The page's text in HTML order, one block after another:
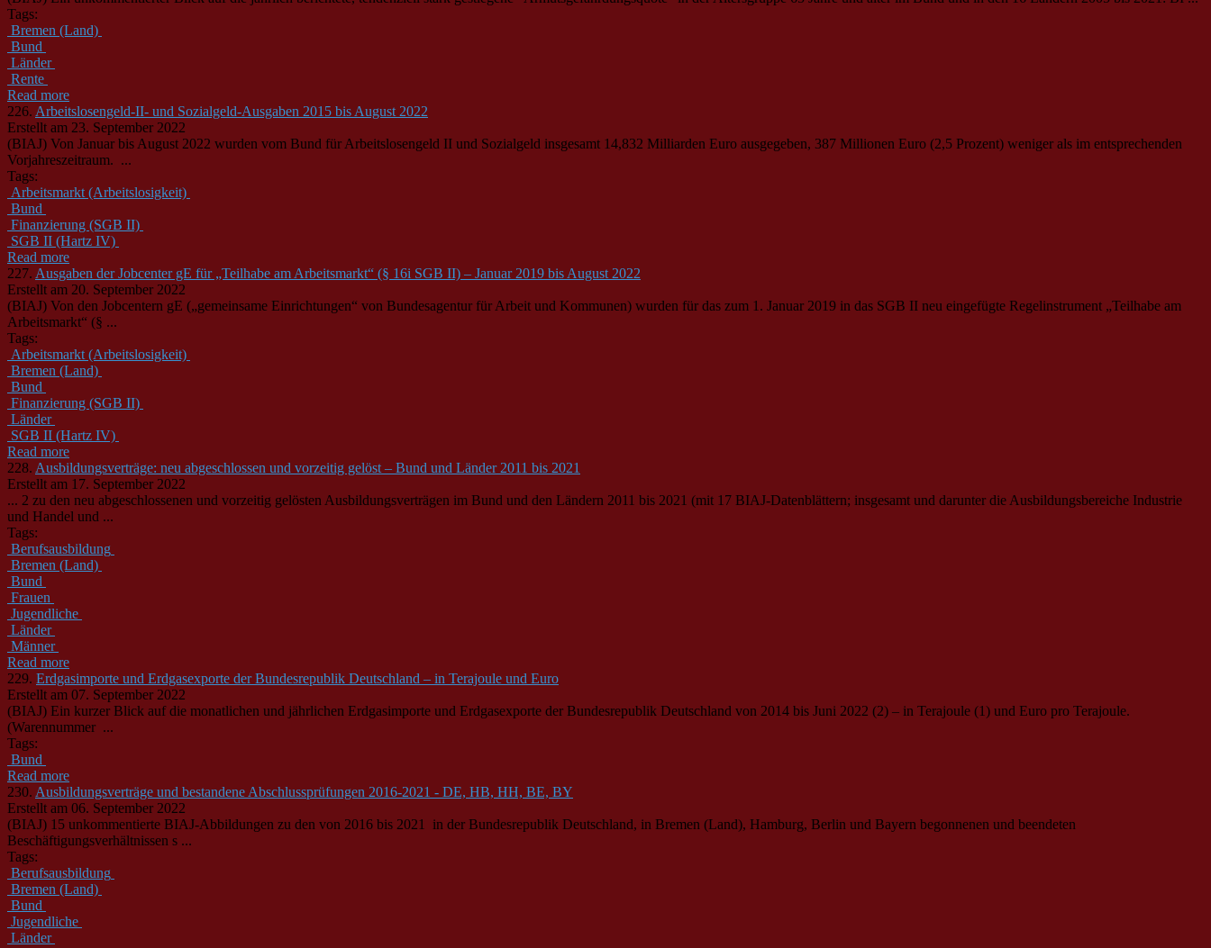
Tags:
Bremen (Land)
Bund
Länder
Rente
Read more
226. Arbeitslosengeld-II- und Sozialgeld-Ausgaben 2015 bis August 2022
Erstellt am 23. September 2022
(BIAJ) Von Januar bis August 2022 wurden vom Bund für Arbeitslosengeld II und Sozialgeld insgesamt 14,832 Milliarden Euro ausgegeben, 387 Millionen Euro (2,5 Prozent) weniger als im entsprechenden
Vorjahreszeitraum. ...
Tags:
Arbeitsmarkt (Arbeitslosigkeit)
Bund
Finanzierung (SGB II)
SGB II (Hartz IV)
Read more
227. Ausgaben der Jobcenter gE für „Teilhabe am Arbeitsmarkt“ (§ 16i SGB II) – Januar 2019 bis August 2022
Erstellt am 20. September 2022
(BIAJ) Von den Jobcentern gE („gemeinsame Einrichtungen“ von Bundesagentur für Arbeit und Kommunen) wurden für das zum 1. Januar 2019 in das SGB II neu eingefügte Regelinstrument „Teilhabe am
Arbeitsmarkt“ (§ ...
Tags:
Arbeitsmarkt (Arbeitslosigkeit)
Bremen (Land)
Bund
Finanzierung (SGB II)
Länder
SGB II (Hartz IV)
Read more
228. Ausbildungsverträge: neu abgeschlossen und vorzeitig gelöst – Bund und Länder 2011 bis 2021
Erstellt am 17. September 2022
... 2 zu den neu abgeschlossenen und vorzeitig gelösten Ausbildungsverträgen im Bund und den Ländern 2011 bis 2021 (mit 17 BIAJ-Datenblättern; insgesamt und darunter die Ausbildungsbereiche Industrie
und Handel und ...
Tags:
Berufsausbildung
Bremen (Land)
Bund
Frauen
Jugendliche
Länder
Männer
Read more
229. Erdgasimporte und Erdgasexporte der Bundesrepublik Deutschland – in Terajoule und Euro
Erstellt am 07. September 2022
(BIAJ) Ein kurzer Blick auf die monatlichen und jährlichen Erdgasimporte und Erdgasexporte der Bundesrepublik Deutschland von 2014 bis Juni 2022 (2) – in Terajoule (1) und Euro pro Terajoule.
(Warennummer ...
Tags:
Bund
Read more
230. Ausbildungsverträge und bestandene Abschlussprüfungen 2016-2021 - DE, HB, HH, BE, BY
Erstellt am 06. September 2022
(BIAJ) 15 unkommentierte BIAJ-Abbildungen zu den von 2016 bis 2021 in der Bundesrepublik Deutschland, in Bremen (Land), Hamburg, Berlin und Bayern begonnenen und beendeten
Beschäftigungsverhältnissen s ...
Tags:
Berufsausbildung
Bremen (Land)
Bund
Jugendliche
Länder